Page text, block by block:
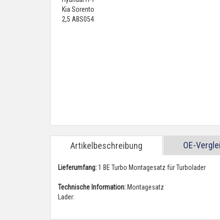
Artikelbeschreibung OE-
Lieferumfang:1 BE Turbo Montagesatz für Turbolader
Technische Information: Montagesatz
Lader: